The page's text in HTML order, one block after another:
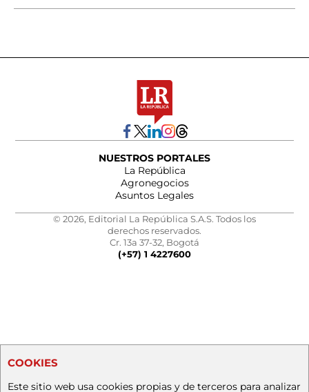
NUESTROS PORTALES
La República
Agronegocios
Asuntos Legales
© 2026, Editorial La República S.A.S. Todos los
derechos reservados.
Cr. 13a 37-32, Bogotá
(+57) 1 4227600
COOKIES
Este sitio web usa cookies propias y de terceros para analizar